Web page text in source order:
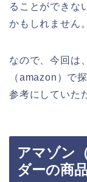
ることができな
かもしれません。
なので、今回は
（amazon）で
参考にしていた
アマゾン
ダーの商